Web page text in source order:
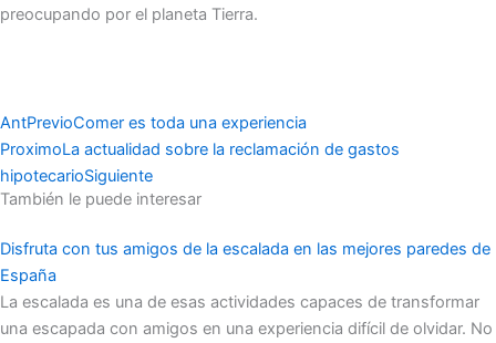
preocupando por el planeta Tierra.
AntPrevioComer es toda una experiencia
ProximoLa actualidad sobre la reclamación de gastos
hipotecarioSiguiente
También le puede interesar
Disfruta con tus amigos de la escalada en las mejores paredes de
España
La escalada es una de esas actividades capaces de transformar
una escapada con amigos en una experiencia difícil de olvidar. No